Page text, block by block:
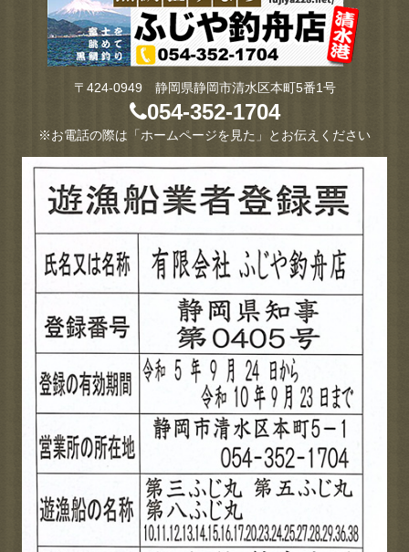
〒424-0949 静岡県静岡市清水区本町5番1号
054-352-1704
※お電話の際は「ホームページを見た」とお伝えください